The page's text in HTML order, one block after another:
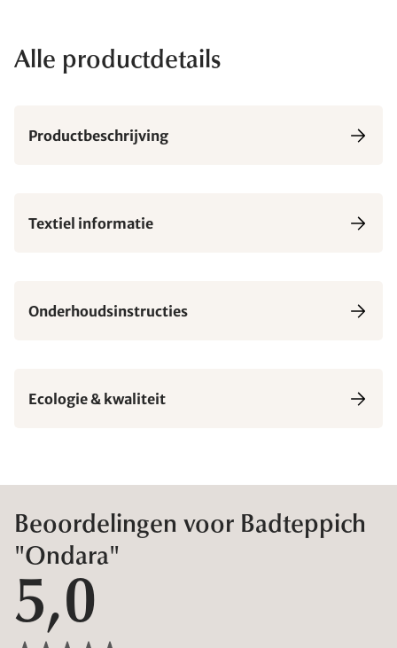
Alle productdetails
Productbeschrijving
Textiel informatie
Onderhoudsinstructies
Ecologie & kwaliteit
Beoordelingen voor Badteppich
"Ondara"
5,0